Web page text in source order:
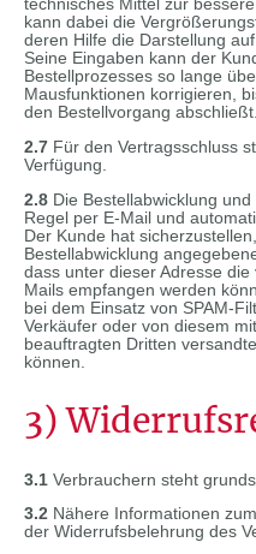
technisches Mittel zur
kann dabei die
deren Hilfe die Darstellung
Seine Eingaben kann der
Bestellprozesses so lange
Mausfunktionen korrigieren,
den Bestellvorgang abschließt.
2.7 Für den Vertragsschluss
Verfügung.
2.8 Die Bestellabwicklung
Regel per E-Mail und
Der Kunde hat
Bestellabwicklung
dass unter dieser Adresse
Mails empfangen werden
bei dem Einsatz von SPAM-
Verkäufer oder von diesem
beauftragten Dritten
können.
3)
3.1 Verbrauchern steht
3.2 Nähere Informationen
der Widerrufsbelehrung des